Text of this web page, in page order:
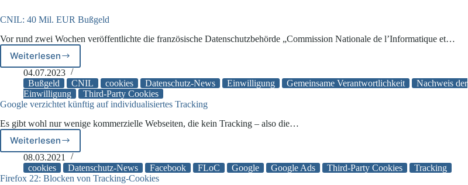
CNIL: 40 Mil. EUR Bußgeld
Vor rund zwei Wochen veröffentlichte die französische Datenschutzbehörde „Commission Nationale de l’Informatique et…
Weiterlesen
CNIL:
40
Mil.
EUR
Bußgeld
04.07.2023
Bußgeld
CNIL cookies Datenschutz-News Einwilligung Gemeinsame Verantwortlichkeit
Nachweis der
Einwilligung
Third-Party Cookies
Google verzichtet künftig auf individualisiertes Tracking
Es gibt wohl nur wenige kommerzielle Webseiten, die kein Tracking – also die…
Weiterlesen
Google
verzichtet
künftig
auf
08.03.2021
cookies
Datenschutz-News Facebook FLoC Google Google Ads Third-Party Cookies
Tracking
Firefox 22: Blocken von Tracking-Cookies